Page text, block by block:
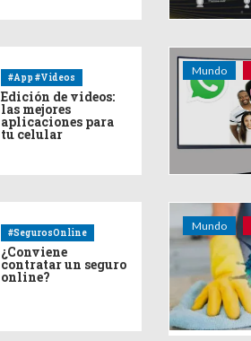
#App #Videos
Edición de videos:
las mejores
aplicaciones para
tu celular
Mundo
#SegurosOnline
¿Conviene
contratar un seguro
online?
Mundo